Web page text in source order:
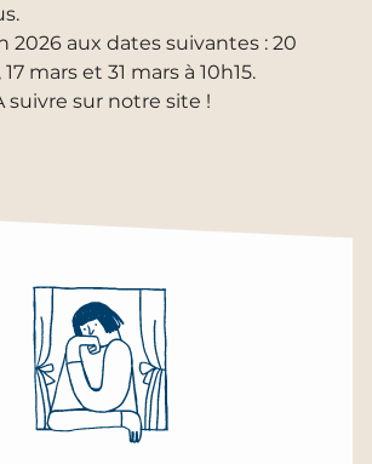
2026 aux dates suivantes : 20
mars et 31 mars à 10h15.
suivre sur notre site !